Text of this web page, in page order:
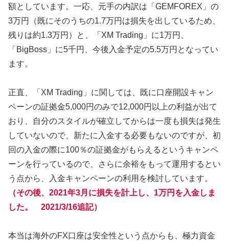
額としています。一応、元手の内訳は「GEMFOREX」の
3万円（既にそのうちの1.7万円は損失を出しているため、
残りは約1.3万円）と、「XM Trading」に1万円、
「BigBoss」に5千円、今後入金予定の5.5万円となってい
ます。
正直、「XM Trading」に関しては、既に口座開設キャン
ペーンの証拠金5,000円のみで12,000円以上の利益が出て
おり、自分のスタイルが確立してからは一度も損失は発生
していないので、新たに入金する必要もないのですが、初
回の入金の際に100％の証拠金がもらえるというキャンペ
ーンを行っているので、さらに余裕をもって運用するとい
う点から、入金キャンペーンの利用を検討しています。
（その後、2021年3月に損失を計上し、1万円を入金しま
した。 2021/3/16追記）
本当は海外のFX口座は安全性という点からも、極力資金